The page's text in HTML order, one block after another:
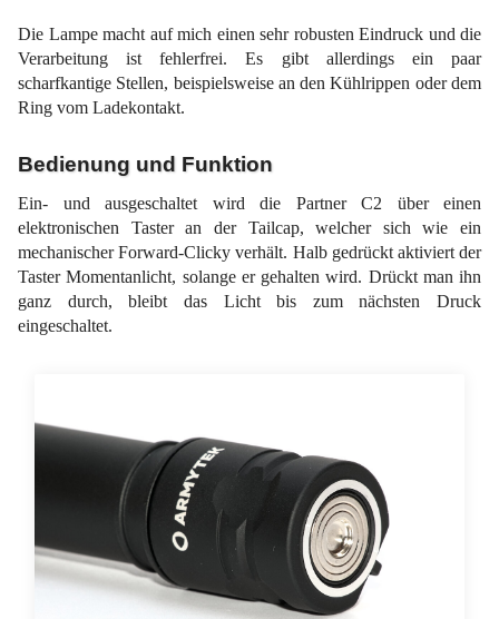
Die Lampe macht auf mich einen sehr robusten Eindruck und die
Verarbeitung ist fehlerfrei. Es gibt allerdings ein paar
scharfkantige Stellen, beispielsweise an den Kühlrippen oder dem
Ring vom Ladekontakt.
Bedienung und Funktion
Ein- und ausgeschaltet wird die Partner C2 über einen
elektronischen Taster an der Tailcap, welcher sich wie ein
mechanischer Forward-Clicky verhält. Halb gedrückt aktiviert der
Taster Momentanlicht, solange er gehalten wird. Drückt man ihn
ganz durch, bleibt das Licht bis zum nächsten Druck
eingeschaltet.